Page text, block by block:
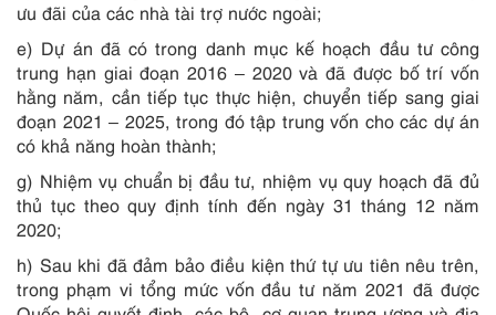
ưu đãi của các nhà tài trợ nước ngoài;
e) Dự án đã có trong danh mục kế hoạch đầu tư công
trung hạn giai đoạn 2016 – 2020 và đã được bố trí vốn
hằng năm, cần tiếp tục thực hiện, chuyển tiếp sang giai
đoạn 2021 – 2025, trong đó tập trung vốn cho các dự án
có khả năng hoàn thành;
g) Nhiệm vụ chuẩn bị đầu tư, nhiệm vụ quy hoạch đã đủ
thủ tục theo quy định tính đến ngày 31 tháng 12 năm
2020;
h) Sau khi đã đảm bảo điều kiện thứ tự ưu tiên nêu trên,
trong phạm vi tổng mức vốn đầu tư năm 2021 đã được